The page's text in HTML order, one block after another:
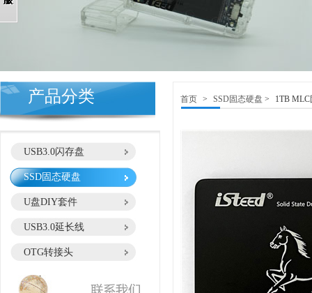
产品分类
USB3.0闪存盘
SSD固态硬盘
U盘DIY套件
USB3.0延长线
OTG转接头
首页 > SSD固态硬盘 > 1TB MLC